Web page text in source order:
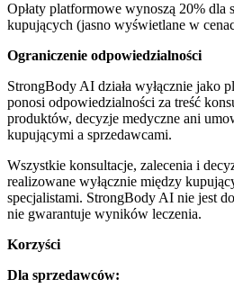
Opłaty platformowe wynoszą 20% dla
kupujących (jasno wyświetlane w
Ograniczenie odpowiedzialności
StrongBody AI działa wyłącznie jako
ponosi odpowiedzialności za treść
produktów, decyzje medyczne ani
kupującymi a sprzedawcami.
Wszystkie konsultacje, zalecenia i
realizowane wyłącznie między
specjalistami. StrongBody AI nie jest
nie gwarantuje wyników leczenia.
Korzyści
Dla sprzedawców: